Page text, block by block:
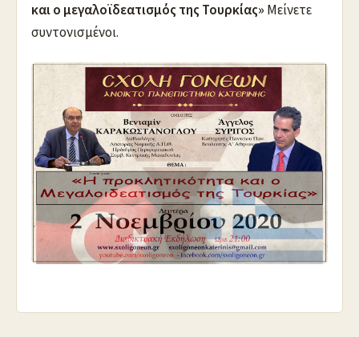
και ο μεγαλοϊδεατισμός της Τουρκίας» Μείνετε
συντονισμένοι.